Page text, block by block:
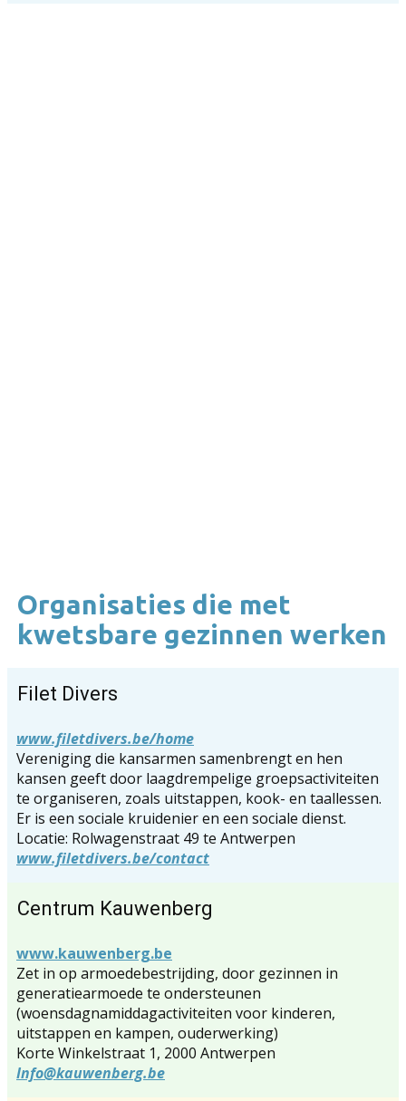
Organisaties die met
kwetsbare gezinnen werken
Filet Divers
www.filetdivers.be/home
Vereniging die kansarmen samenbrengt en hen
kansen geeft door laagdrempelige groepsactiviteiten
te organiseren, zoals uitstappen, kook- en taallessen.
Er is een sociale kruidenier en een sociale dienst.
Locatie: Rolwagenstraat 49 te Antwerpen
www.filetdivers.be/contact
Centrum Kauwenberg
www.kauwenberg.be
Zet in op armoedebestrijding, door gezinnen in
generatiearmoede te ondersteunen
(woensdagnamiddagactiviteiten voor kinderen,
uitstappen en kampen, ouderwerking)
Korte Winkelstraat 1, 2000 Antwerpen
Info@kauwenberg.be